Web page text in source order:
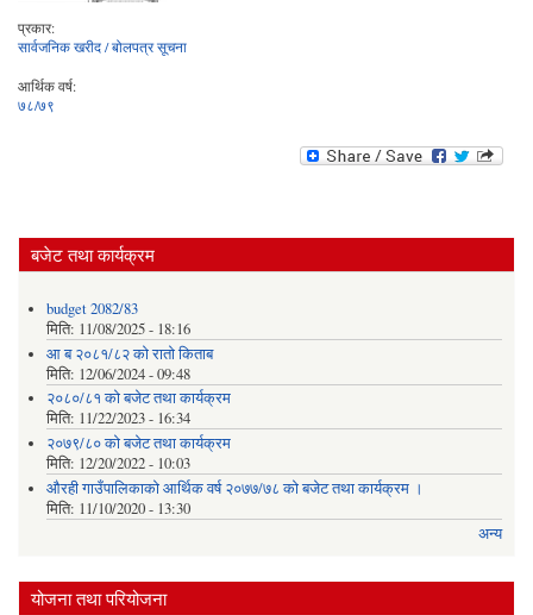
प्रकार:
सार्वजनिक खरीद / बोलपत्र सूचना
आर्थिक वर्ष:
७८/७९
बजेट तथा कार्यक्रम
budget 2082/83
मिति: 11/08/2025 - 18:16
आ ब २०८१/८२ काे राताे किताब
मिति: 12/06/2024 - 09:48
२०८०/८१ को बजेट तथा कार्यक्रम
मिति: 11/22/2023 - 16:34
२०७९/८० को बजेट तथा कार्यक्रम
मिति: 12/20/2022 - 10:03
औरही गाउँपालिकाको आर्थिक वर्ष २०७७/७८ को बजेट तथा कार्यक्रम ।
मिति: 11/10/2020 - 13:30
अन्य
योजना तथा परियोजना